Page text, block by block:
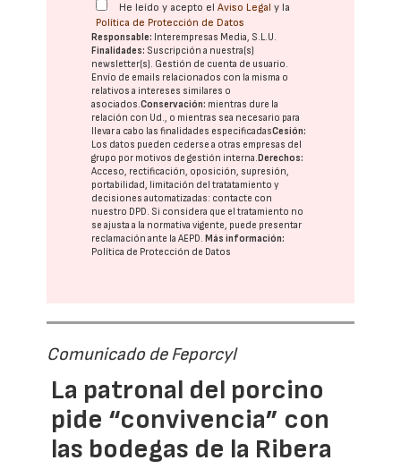
He leído y acepto elAviso Legal y la
Política de Protección de Datos
Responsable: Interempresas Media, S.L.U.
Finalidades: Suscripción a nuestra(s)
newsletter(s). Gestión de cuenta de usuario.
Envío de emails relacionados con la misma o
relativos a intereses similares o
asociados.Conservación: mientras dure la
relación con Ud., o mientras sea necesario para
llevar a cabo las finalidades especificadasCesión:
Los datos pueden cederse a otras empresas del
grupo por motivos de gestión interna.Derechos:
Acceso, rectificación, oposición, supresión,
portabilidad, limitación del tratatamiento y
decisiones automatizadas: contacte con
nuestro DPD. Si considera que el tratamiento no
se ajusta a la normativa vigente, puede presentar
reclamación ante laAEPD.Más información:
Política de Protección de Datos
Comunicado de Feporcyl
La patronal del porcino
pide “convivencia” con
las bodegas de la Ribera